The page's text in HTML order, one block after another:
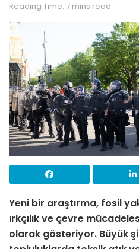
Reading Time: 7 mins read
Yeni bir araştırma, fosil
ırkçılık ve çevre
olarak gösteriyor. Büyük